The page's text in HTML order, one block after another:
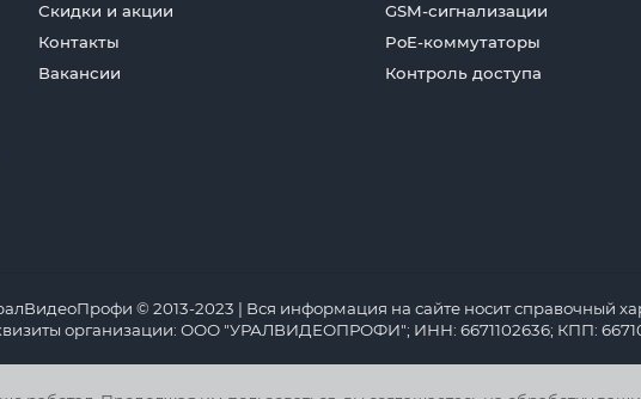
Скидки и акции
Контакты
Вакансии
GSM-сигнализации
PoE-коммутаторы
Контроль доступа
© 2013-2023 | Вся информация на сайте носит справочный
организации: ООО "УРАЛВИДЕОПРОФИ"; ИНН: 6671102636; КПП: